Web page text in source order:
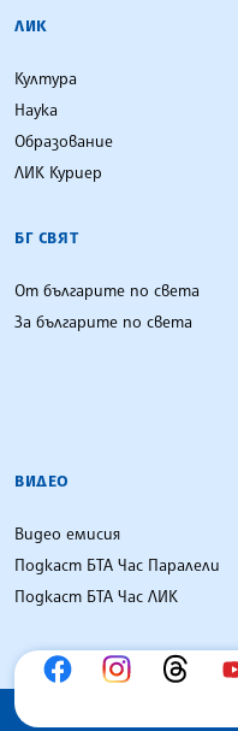
ЛИК
Култура
Наука
Образование
ЛИК Куриер
БГ СВЯТ
От българите по света
За българите по света
ВИДЕО
Видео емисия
Подкаст БТА Час Паралели
Подкаст БТА Час ЛИК